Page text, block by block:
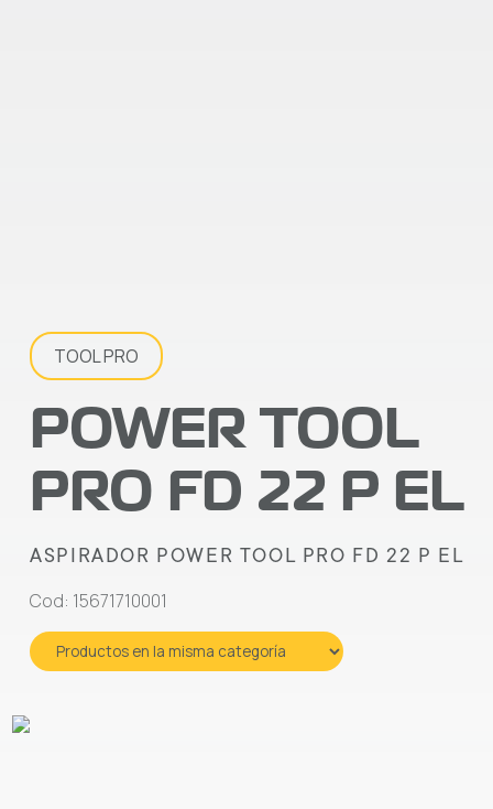
TOOL PRO
POWER TOOL
PRO FD 22 P EL
ASPIRADOR POWER TOOL PRO FD 22 P EL
Cod: 15671710001